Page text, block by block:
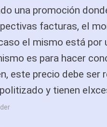
una promoción
facturas, el
el mismo está por
es para hacer
este precio debe ser
y tienen